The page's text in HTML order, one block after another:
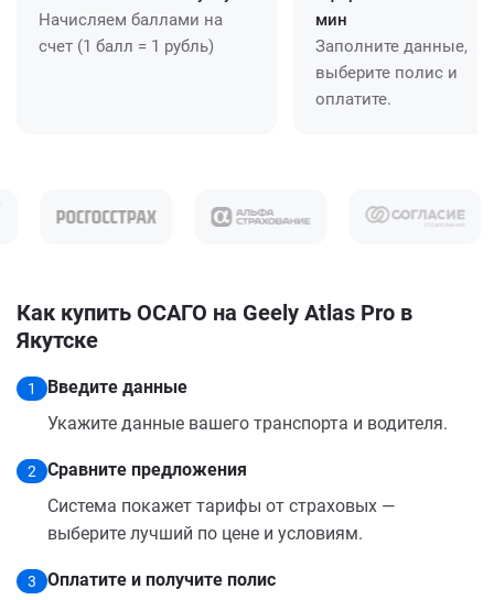
Начисляем баллами на
счет (1 балл = 1 рубль)
мин
Заполните данные,
выберите полис и
оплатите.
Как купить ОСАГО на Geely Atlas Pro в
Якутске
1
Введите данные
Укажите данные вашего транспорта и водителя.
2
Сравните предложения
Система покажет тарифы от страховых —
выберите лучший по цене и условиям.
3
Оплатите и получите полис